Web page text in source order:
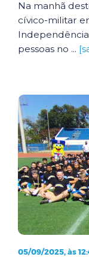
Na manhã
cívico-militar
pessoas no ...
05/09/2025, às